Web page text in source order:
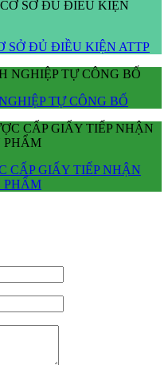
SỞ ĐỦ ĐIỀU KIỆN ATTP
TỰ CÔNG BỐ
CẤP GIẤY TIẾP NHẬN
PHẨM